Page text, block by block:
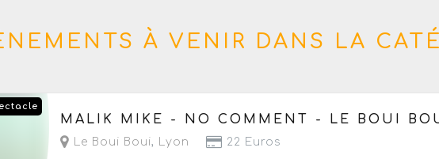
À VENIR DANS LA
Du mardi 18 août au mercredi 30 décembre 2026 -
MALIK MIKE - NO COMMENT - LE BOUI
Le Boui Boui, Lyon 22 Euros